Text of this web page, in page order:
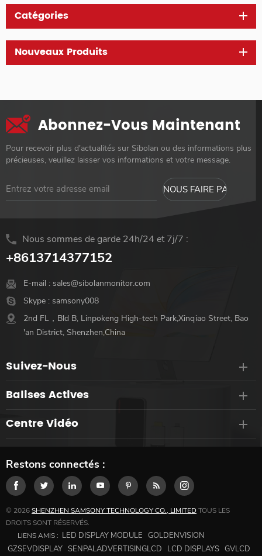
Catégories
Nouveaux Produits
Abonnez-Vous Maintenant
Pour recevoir plus d'actualités sur Sibolan ou des informations plus
précieuses, veuillez laisser vos informations et votre message.
Nous sommes de garde 24h/24 et 7j/7 :
+8613714377152
E-mail : sales@sibolanmonitor.com
Skype : samsony008
2nd FL，Bld B, Linpokeng High-tech Park,Xinqiao Street, Bao
'an District, Shenzhen,China
Suivez-Nous
Balises Actives
Centre Vidéo
Restons connectés :
© 2026SHENZHEN SAMSONY TECHNOLOGY CO., LIMITED TOUS LES
DROITS SONT RÉSERVÉS.
LIENS AMIS : LED DISPLAY MODULE GOLDENVISION
GZSEVDISPLAY SENPALADVERTISINGLCD LCD DISPLAYS GVLCD